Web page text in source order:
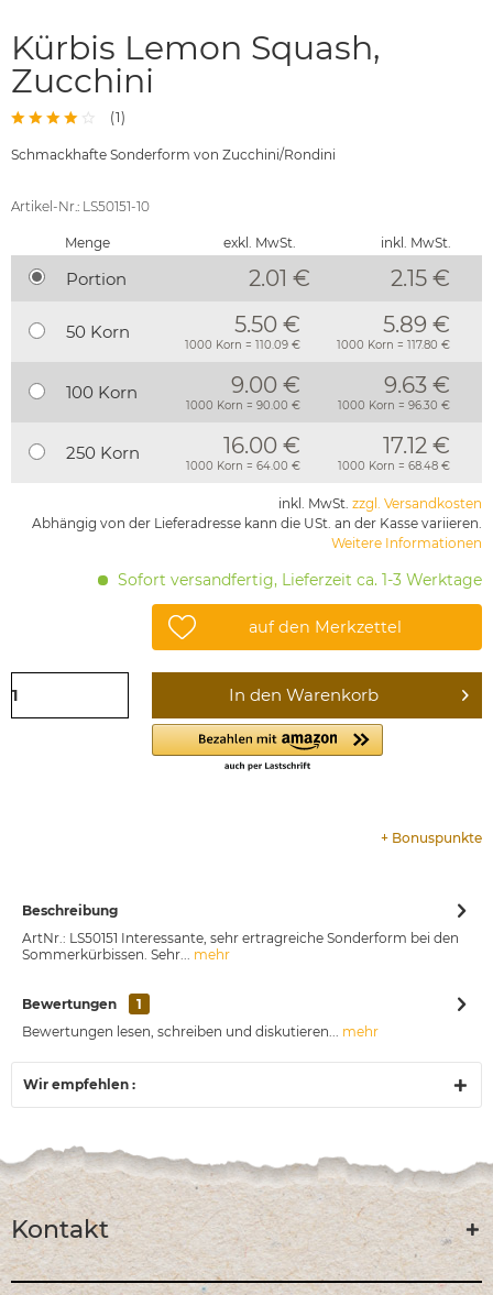
Kürbis Lemon Squash,
Zucchini
(1)
Schmackhafte Sonderform von Zucchini/Rondini
Artikel-Nr.: LS50151-10
Menge exkl. MwSt. inkl. MwSt.
Portion 2.01 € 2.15 €
50 Korn 5.50 €
1000 Korn = 110.09 €
5.89 €
1000 Korn = 117.80 €
100 Korn 9.00 €
1000 Korn = 90.00 €
9.63 €
1000 Korn = 96.30 €
250 Korn 16.00 €
1000 Korn = 64.00 €
17.12 €
1000 Korn = 68.48 €
inkl. MwSt. zzgl. Versandkosten
Abhängig von der Lieferadresse kann die USt. an der Kasse variieren.
Weitere Informationen
Sofort versandfertig, Lieferzeit ca. 1-3 Werktage
auf den Merkzettel
In den Warenkorb
+ Bonuspunkte
Beschreibung
ArtNr.: LS50151 Interessante, sehr ertragreiche Sonderform bei den
Sommerkürbissen. Sehr... mehr
Bewertungen
1
Bewertungen lesen, schreiben und diskutieren... mehr
Wir empfehlen :
Kontakt